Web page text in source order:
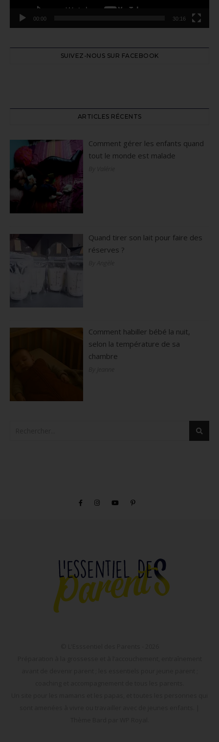
00:00 30:16
SUIVEZ-NOUS SUR FACEBOOK
ARTICLES RÉCENTS
Comment gérer les enfants quand
tout le monde est malade
Quand tirer son lait pour faire des
réserves ?
Comment habiller bébé la nuit,
selon la température de sa
chambre